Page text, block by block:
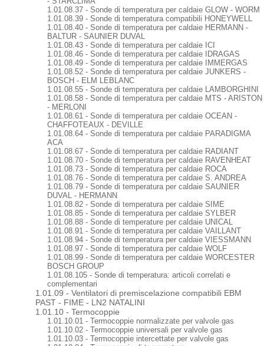
1.01.08.37 - Sonde di temperatura per caldaie GLOW - WORM
1.01.08.39 - Sonde di temperatura compatibili HONEYWELL
1.01.08.40 - Sonde di temperatura per caldaie HERMANN -
BALTUR - SAUNIER DUVAL
1.01.08.43 - Sonde di temperatura per caldaie ICI
1.01.08.46 - Sonde di temperatura per caldaie IDRAGAS
1.01.08.49 - Sonde di temperatura per caldaie IMMERGAS
1.01.08.52 - Sonde di temperatura per caldaie JUNKERS -
BOSCH - ELM LEBLANC
1.01.08.55 - Sonde di temperatura per caldaie LAMBORGHINI
1.01.08.58 - Sonde di temperatura per caldaie MTS - ARISTON
- MERLONI
1.01.08.61 - Sonde di temperatura per caldaie OCEAN -
CHAFFOTEAUX - DEVILLE
1.01.08.64 - Sonde di temperatura per caldaie PARADIGMA
ACA
1.01.08.67 - Sonde di temperatura per caldaie RADIANT
1.01.08.70 - Sonde di temperatura per caldaie RAVENHEAT
1.01.08.73 - Sonde di temperatura per caldaie ROCA
1.01.08.76 - Sonde di temperatura per caldaie S. ANDREA
1.01.08.79 - Sonde di temperatura per caldaie SAUNIER
DUVAL - HERMANN
1.01.08.82 - Sonde di temperatura per caldaie SIME
1.01.08.85 - Sonde di temperatura per caldaie SYLBER
1.01.08.88 - Sonde di temperature per caldaie UNICAL
1.01.08.91 - Sonde di temperatura per caldaie VAILLANT
1.01.08.94 - Sonde di temperatura per caldaie VIESSMANN
1.01.08.97 - Sonde di temperatura per caldaie WOLF
1.01.08.99 - Sonde di temperatura per caldaie WORCESTER
BOSCH GROUP
1.01.08.105 - Sonde di temperatura: articoli correlati e
complementari
1.01.09 - Ventilatori di premiscelazione compatibili EBM
PAST - FIME - LN2 NATALINI
1.01.10 - Termocoppie
1.01.10.01 - Termocoppie normalizzate per valvole gas
1.01.10.02 - Termocoppie universali per valvole gas
1.01.10.03 - Termocoppie intercettate per valvole gas